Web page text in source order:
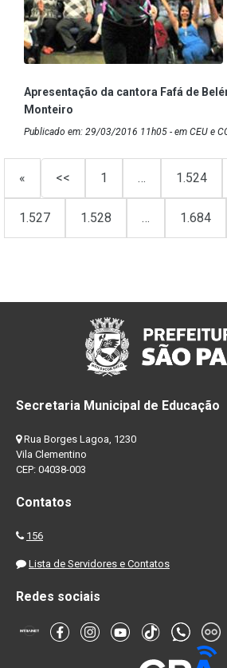
Apresentação da cantora Fafá de
Monteiro
Publicado em: 29/03/2016 11h05 - em CEU e
« << 1 … 1.524
1.527 1.528 … 1.684
Secretaria Municipal de Educação
Rua Borges Lagoa, 1230
Vila Clementino
CEP: 04038-003
Contatos
156
Lista de Servidores e Contatos
Redes sociais